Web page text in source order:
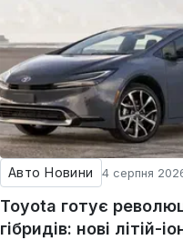
Авто Новини 4 серпня
Toyota готує
гібридів: нові літій-